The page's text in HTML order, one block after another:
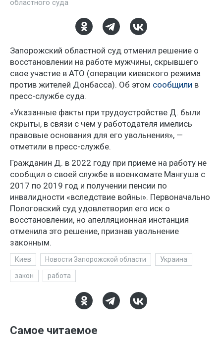
областного суда
Запорожский областной суд отменил решение о
восстановлении на работе мужчины, скрывшего
свое участие в АТО (операции киевского режима
против жителей Донбасса). Об этом сообщили в
пресс-службе суда.
«Указанные факты при трудоустройстве Д. были
скрыты, в связи с чем у работодателя имелись
правовые основания для его увольнения», —
отметили в пресс-службе.
Гражданин Д. в 2022 году при приеме на работу не
сообщил о своей службе в военкомате Мангуша с
2017 по 2019 год и получении пенсии по
инвалидности «вследствие войны». Первоначально
Пологовский суд удовлетворил его иск о
восстановлении, но апелляционная инстанция
отменила это решение, признав увольнение
законным.
Киев Новости Запорожской области Украина
закон работа
Самое читаемое